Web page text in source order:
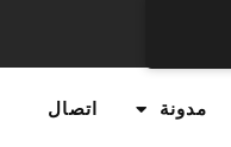
مدونة اتصال